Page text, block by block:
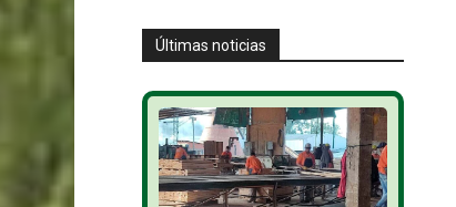
Últimas noticias